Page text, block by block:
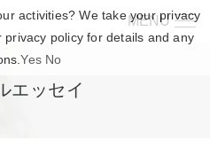
MENU
エッセイ
activities? We take your privacy
policy for details and any
Yes No